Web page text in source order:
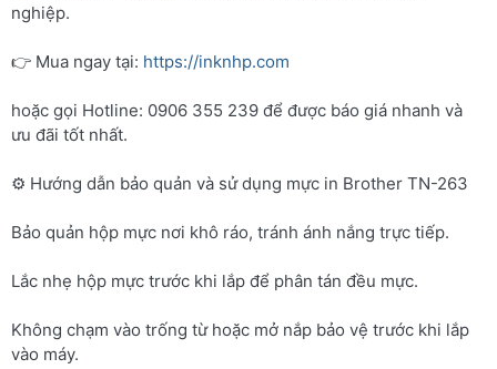
nghiệp.
👉 Mua ngay tại: https://inknhp.com
hoặc gọi Hotline: 0906 355 239 để được báo giá nhanh và
ưu đãi tốt nhất.
⚙️ Hướng dẫn bảo quản và sử dụng mực in Brother TN-263
Bảo quản hộp mực nơi khô ráo, tránh ánh nắng trực tiếp.
Lắc nhẹ hộp mực trước khi lắp để phân tán đều mực.
Không chạm vào trống từ hoặc mở nắp bảo vệ trước khi lắp
vào máy.